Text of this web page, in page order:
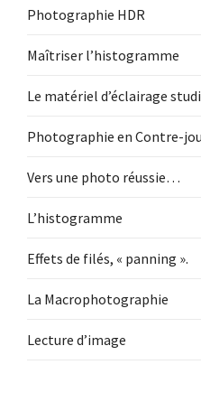
Photographie HDR
Maîtriser l’histogramme
Le matériel d’éclairage
Photographie en Contre-
Vers une photo réussie…
L’histogramme
Effets de filés, « panning ».
La Macrophotographie
Lecture d’image